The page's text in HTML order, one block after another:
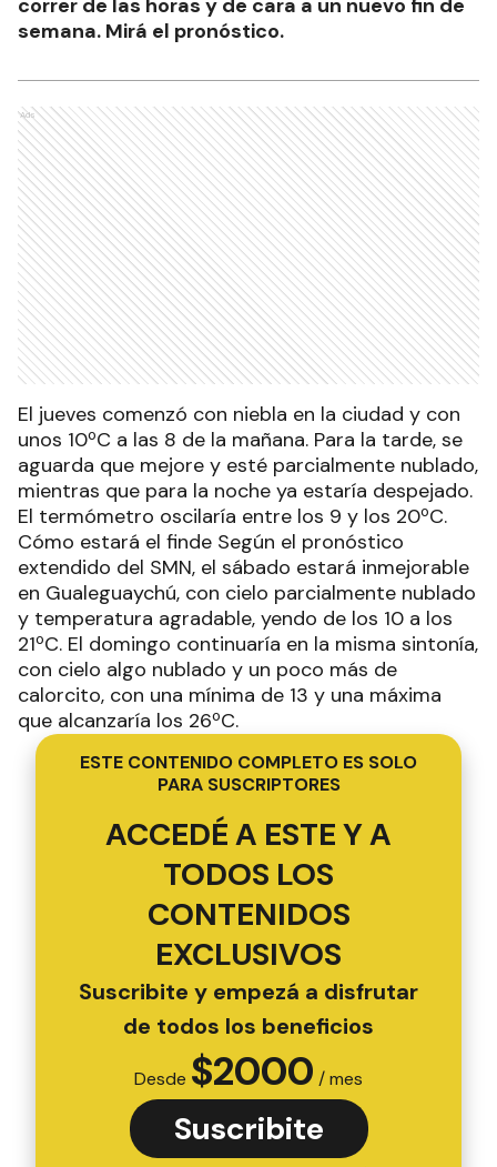
semana. Mirá el pronóstico.
Ads
El jueves comenzó con niebla en la ciudad y con
unos 10ºC a las 8 de la mañana. Para la tarde, se
aguarda que mejore y esté parcialmente nublado,
mientras que para la noche ya estaría despejado.
El termómetro oscilaría entre los 9 y los 20ºC.
Cómo estará el finde Según el pronóstico
extendido del SMN, el sábado estará inmejorable
en Gualeguaychú, con cielo parcialmente nublado
y temperatura agradable, yendo de los 10 a los
21ºC. El domingo continuaría en la misma sintonía,
con cielo algo nublado y un poco más de
calorcito, con una mínima de 13 y una máxima
que alcanzaría los 26ºC.
ESTE CONTENIDO COMPLETO ES SOLO
PARA SUSCRIPTORES
ACCEDÉ A ESTE Y A
TODOS LOS
CONTENIDOS
EXCLUSIVOS
Suscribite y empezá a disfrutar
de todos los beneficios
Desde $2000 / mes
Suscribite